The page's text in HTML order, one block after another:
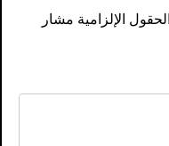
الحقول الإلزامية مشار